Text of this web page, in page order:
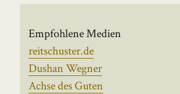
Empfohlene Medien
reitschuster.de
Dushan Wegner
Achse des Guten